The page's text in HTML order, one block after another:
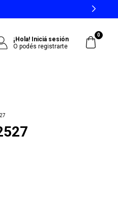
¡Hola! Iniciá sesión
O podés registrarte
0